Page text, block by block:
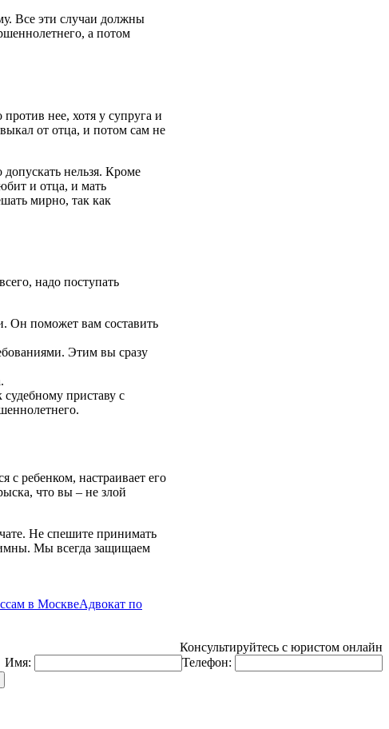
Все эти случаи должны
а потом
нее, хотя у супруга и
от отца, и потом сам не
допускать нельзя. Кроме
и отца, и мать
мирно, так как
надо поступать
Он поможет вам составить
Этим вы сразу
судебному приставу с
ребенком, настраивает его
что вы – не злой
Не спешите принимать
Мы всегда защищаем
в МосквеАдвокат по
Консультируйтесь с юристом онлайн
Имя:
Телефон: